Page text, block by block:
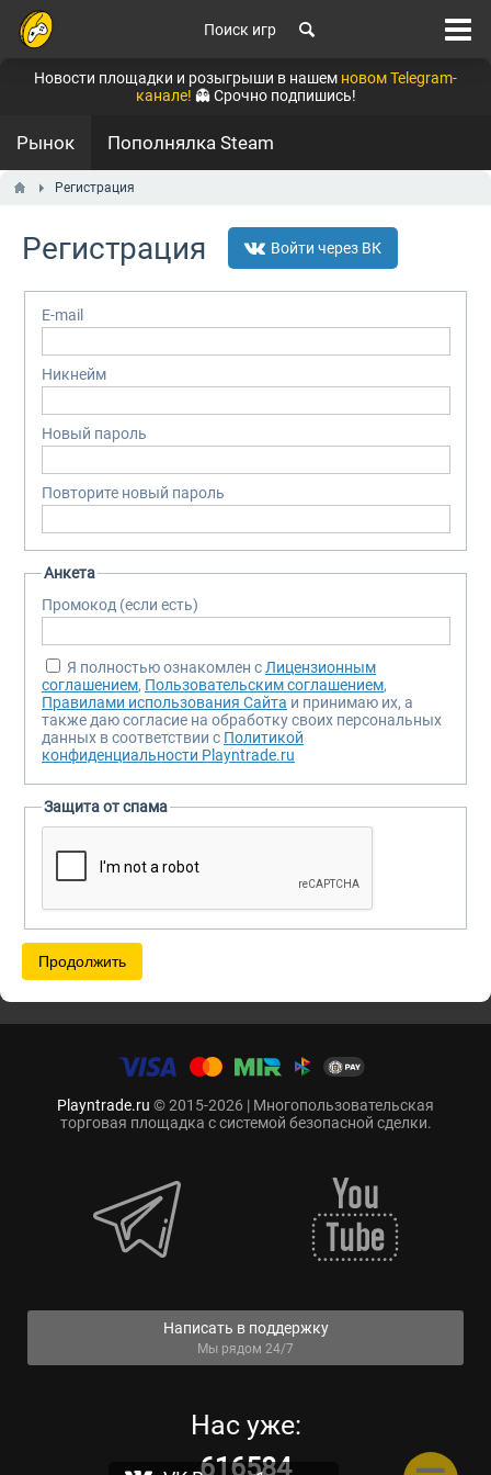
Поиск игр
Новости площадки и розыгрыши в нашем новом Telegram-
канале! 👻 Срочно подпишись!
Рынок Пополнялка Steam
Регистрация
Регистрация Войти через ВК
E-mail
Никнейм
Новый пароль
Повторите новый пароль
Анкета
Промокод (если есть)
Я полностью ознакомлен с Лицензионным
соглашением, Пользовательским соглашением,
Правилами использования Сайта и принимаю их, а
также даю согласие на обработку своих персональных
данных в соответствии с Политикой
конфиденциальности Playntrade.ru
Защита от спама
Playntrade.ru © 2015-2026 | Многопользовательская
торговая площадка с системой безопасной сделки.
Написать в поддержку
Мы рядом 24/7
Нас уже:
616584